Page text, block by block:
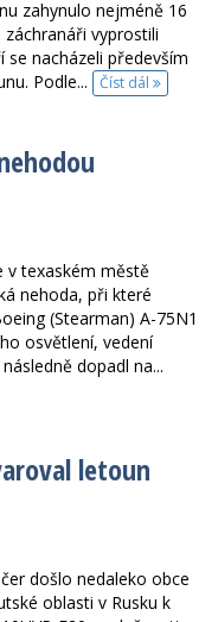
zahynulo nejméně 16
vyprostili
se nacházeli především
Podle...
Číst dál
v texaském městě
nehoda, při které
(Stearman) A-75N1
osvětlení, vedení
dopadl na...
letoun
došlo nedaleko obce
oblasti v Rusku k